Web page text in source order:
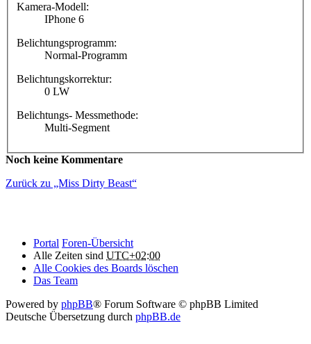
Kamera-Modell:
IPhone 6
Belichtungsprogramm:
Normal-Programm
Belichtungskorrektur:
0 LW
Belichtungs- Messmethode:
Multi-Segment
Noch keine Kommentare
Zurück zu „Miss Dirty Beast“
Portal Foren-Übersicht
Alle Zeiten sind UTC+02:00
Alle Cookies des Boards löschen
Das Team
Powered by phpBB® Forum Software © phpBB Limited
Deutsche Übersetzung durch phpBB.de